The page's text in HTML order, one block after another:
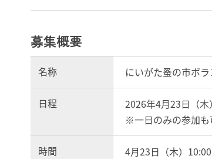
募集概要
名称 にいがた蚤の市ボ
日程
2026年4月23日（木
※一日のみの参加も
時間
4月23日（木）